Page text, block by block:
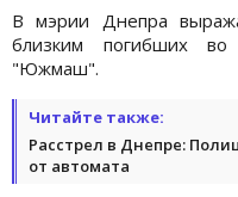
В мэрии Днепра
близким погибших
"Южмаш".
Читайте также:
Расстрел в Днепре:
от автомата